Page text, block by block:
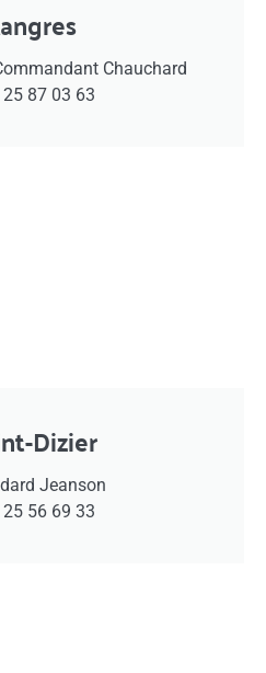
Chauchard
87 03 63
Dizier
Jeanson
56 69 33